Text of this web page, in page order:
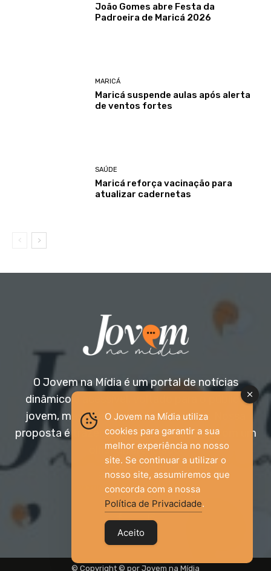
João Gomes abre Festa da
Padroeira de Maricá 2026
MARICÁ
Maricá suspende aulas após alerta
de ventos fortes
SAÚDE
Maricá reforça vacinação para
atualizar cadernetas
O Jovem na Mídia é um portal de notícias
dinâmico e acessível, voltado para o público
jovem, mas aberto a todas as idades. Nossa
proposta é trazer informação relevante com um
olhar diferenciado.
Entre em contato:
jovemnamidia2017@gmail.com
© Copyright © por Jovem na Mídia
O Jovem na Mídia utiliza
cookies para garantir a sua
melhor experiência no nosso
site. Se continuar a utilizar o
nosso site, assumiremos que
concorda com a nossa
Política de Privacidade.
Aceito